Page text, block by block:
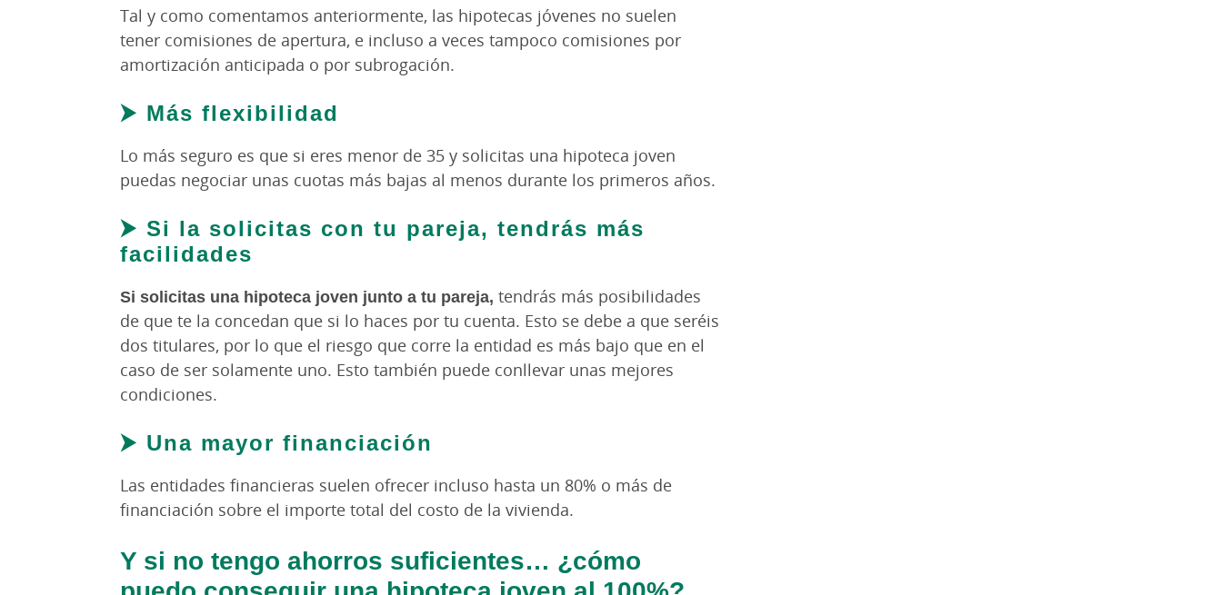
Tal y como comentamos anteriormente, las hipotecas jóvenes no suelen
tener comisiones de apertura, e incluso a veces tampoco comisiones por
amortización anticipada o por subrogación.
⮞ Más flexibilidad
Lo más seguro es que si eres menor de 35 y solicitas una hipoteca joven
puedas negociar unas cuotas más bajas al menos durante los primeros años.
⮞ Si la solicitas con tu pareja, tendrás más
facilidades
Si solicitas una hipoteca joven junto a tu pareja, tendrás más posibilidades
de que te la concedan que si lo haces por tu cuenta. Esto se debe a que seréis
dos titulares, por lo que el riesgo que corre la entidad es más bajo que en el
caso de ser solamente uno. Esto también puede conllevar unas mejores
condiciones.
⮞ Una mayor financiación
Las entidades financieras suelen ofrecer incluso hasta un 80% o más de
financiación sobre el importe total del costo de la vivienda.
Y si no tengo ahorros suficientes… ¿cómo